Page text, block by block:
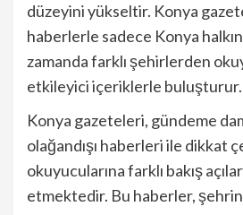
düzeyini yükseltir. Konya
haberlerle sadece Konya
zamanda farklı şehirlerden
etkileyici içeriklerle buluşturur.
Konya gazeteleri, gündeme
olağandışı haberleri ile dikkat
okuyucularına farklı bakış
etmektedir. Bu haberler, şehrin